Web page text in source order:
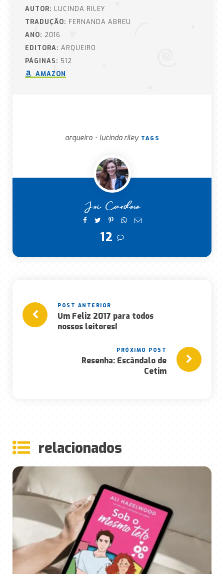
AUTOR: LUCINDA RILEY
TRADUÇÃO: FERNANDA ABREU
ANO: 2016
EDITORA: ARQUEIRO
PÁGINAS: 512
AMAZON
arqueiro • lucinda riley TAGS
Joi Cardoso
12
Um Feliz 2017 para todos
nossos leitores!
Resenha: Escândalo de
Cetim
relacionados